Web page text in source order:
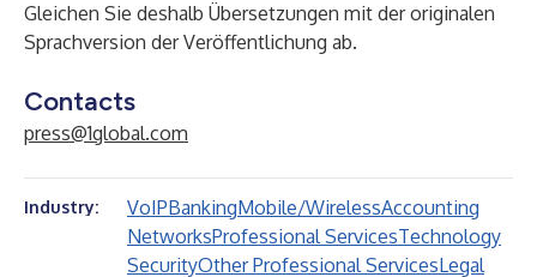
Gleichen Sie deshalb Übersetzungen mit der originalen
Sprachversion der Veröffentlichung ab.
Contacts
press@1global.com
Industry: VoIPBankingMobile/WirelessAccounting
NetworksProfessional ServicesTechnology
SecurityOther Professional ServicesLegal